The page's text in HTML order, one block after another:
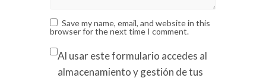
Save my name, email, and website in this
browser for the next time I comment.
Al usar este formulario accedes al
almacenamiento y gestión de tus